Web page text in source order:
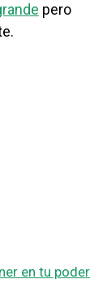
pero
en tu poder